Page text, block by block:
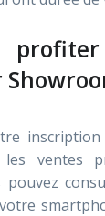
inscription
ventes
pouvez